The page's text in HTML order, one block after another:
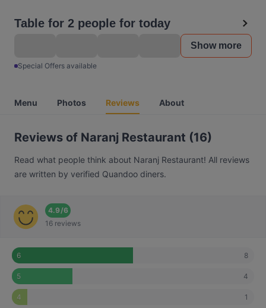
Table for 2 people for today
Show more
Special Offers available
Menu Photos Reviews About
Reviews of Naranj Restaurant (16)
Read what people think about Naranj Restaurant! All reviews
are written by verified Quandoo diners.
4.9/6
16 reviews
6 8
5 4
4 1